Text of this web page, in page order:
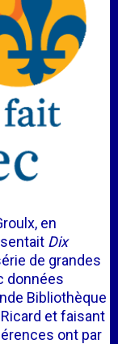
en
Dix
de grandes
données
Bibliothèque
et faisant
ont par